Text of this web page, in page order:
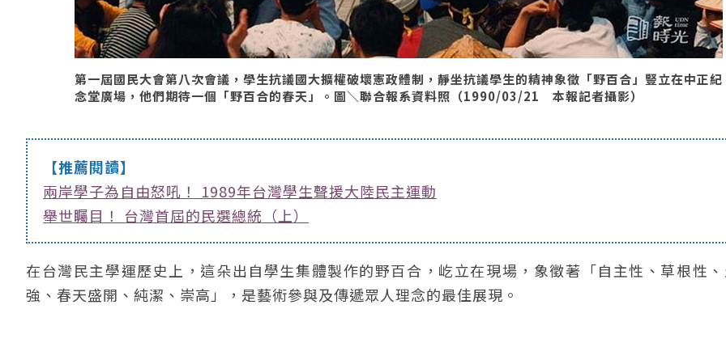
第一屆國民大會第八次會議，學生抗議國大擴權破壞憲政體制，靜坐抗議學生的精神象徵「野百合」豎立在中正紀
念堂廣場，他們期待一個「野百合的春天」。圖＼聯合報系資料照（1990/03/21 本報記者攝影）
【推薦閱讀】
兩岸學子為自由怒吼！ 1989年台灣學生聲援大陸民主運動
舉世矚目！ 台灣首屆的民選總統（上）
在台灣民主學運歷史上，這朵出自學生集體製作的野百合，屹立在現場，象徵著「自主性、草根性
強、春天盛開、純潔、崇高」，是藝術參與及傳遞眾人理念的最佳展現。